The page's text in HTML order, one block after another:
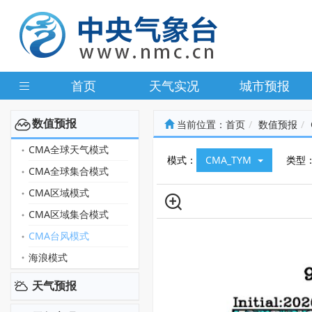
首页 天气实况 城市预报
数值预报
CMA全球天气模式
CMA全球集合模式
CMA区域模式
CMA区域集合模式
CMA台风模式
海浪模式
天气预报
当前位置： 首页 数值预报
模式： CMA_TYM 类型